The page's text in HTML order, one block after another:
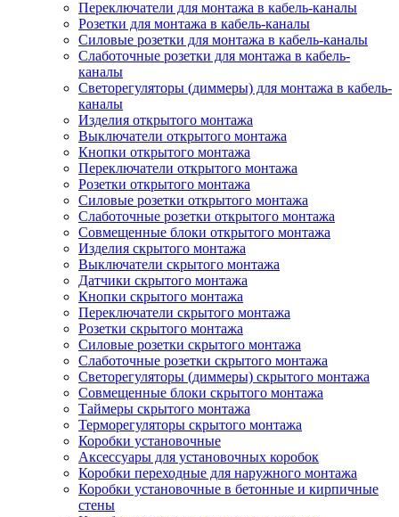
Переключатели для монтажа в кабель-каналы
Розетки для монтажа в кабель-каналы
Силовые розетки для монтажа в кабель-каналы
Слаботочные розетки для монтажа в кабель-
каналы
Светорегуляторы (диммеры) для монтажа в кабель-
каналы
Изделия открытого монтажа
Выключатели открытого монтажа
Кнопки открытого монтажа
Переключатели открытого монтажа
Розетки открытого монтажа
Силовые розетки открытого монтажа
Слаботочные розетки открытого монтажа
Совмещенные блоки открытого монтажа
Изделия скрытого монтажа
Выключатели скрытого монтажа
Датчики скрытого монтажа
Кнопки скрытого монтажа
Переключатели скрытого монтажа
Розетки скрытого монтажа
Силовые розетки скрытого монтажа
Слаботочные розетки скрытого монтажа
Светорегуляторы (диммеры) скрытого монтажа
Совмещенные блоки скрытого монтажа
Таймеры скрытого монтажа
Терморегуляторы скрытого монтажа
Коробки установочные
Аксессуары для установочных коробок
Коробки переходные для наружного монтажа
Коробки установочные в бетонные и кирпичные
стены